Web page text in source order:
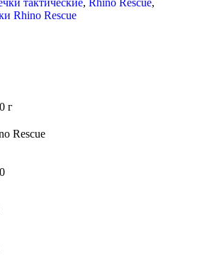
тактические, Rhino Rescue,
Rhino Rescue
г
Rescue